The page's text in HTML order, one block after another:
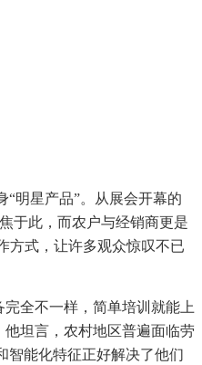
“明星产品”。从展会开幕的
于此，而农户与经销商更是
方式，让许多观众惊叹不已
全不一样，简单培训就能上
坦言，农村地区普遍面临劳
智能化特征正好解决了他们